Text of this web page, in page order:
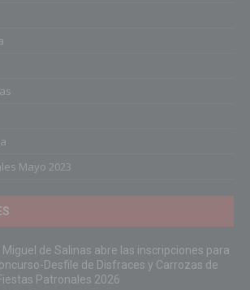
Mayo 2023
Miguel de Salinas abre las inscripciones para
Desfile de Disfraces y Carrozas de
Patronales 2026